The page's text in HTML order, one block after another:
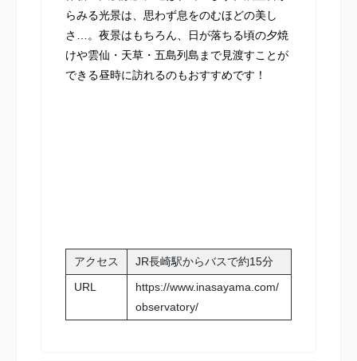
らみる光景は、思わず息をのむほどの美し
さ…。夜景はもちろん、日が落ちる頃の夕焼
けや雲仙・天草・五島列島まで見渡すことが
できる昼時に訪れるのもおすすめです！
アクセス
JR長崎駅からバスで約15分
URL
https://www.inasayama.com/
observatory/